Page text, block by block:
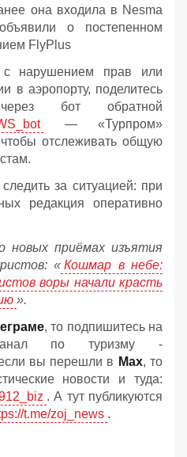
она входила в Nesma
о постепенном
FlyPlus
с нарушением прав или
в аэропорту, поделитесь
бот обратной
— «Турпром»
отслеживать общую
за ситуацией: при
редакция оперативно
новых приёмах изъятия
« Кошмар в небе:
воры начали красть
».
, то подпишитесь на
по туризму -
вы перешли в Мах, то
новости и туда:
. А тут публикуются
t.me/zoj_news .